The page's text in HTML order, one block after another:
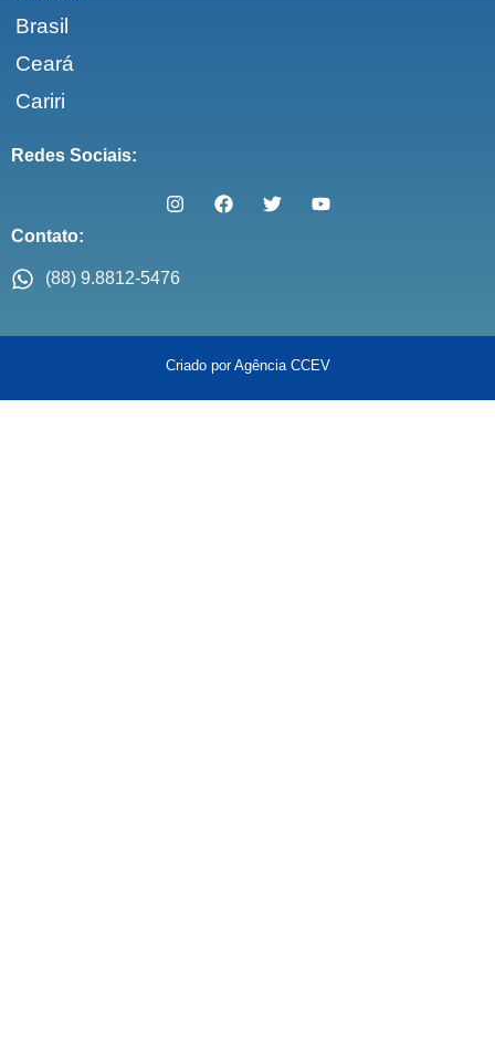
Brasil
Ceará
Cariri
Redes Sociais:
Contato:
(88) 9.8812-5476
Criado por Agência CCEV